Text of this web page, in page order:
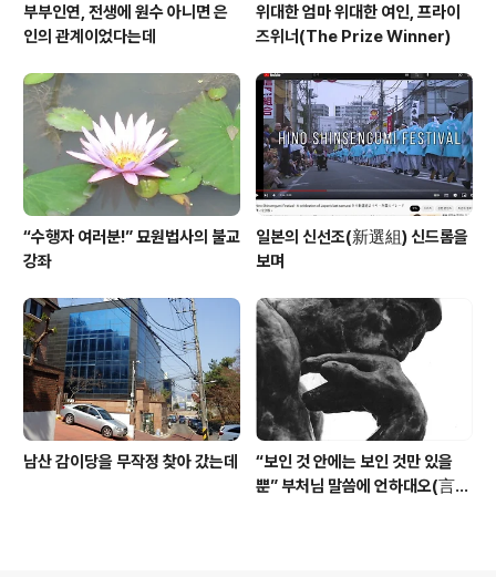
부부인연, 전생에 원수 아니면 은
인의 관계이었다는데
위대한 엄마 위대한 여인, 프라이
즈위너(The Prize Winner)
“수행자 여러분!” 묘원법사의 불교
강좌
일본의 신선조(新選組) 신드롬을
보며
남산 감이당을 무작정 찾아 갔는데
“보인 것 안에는 보인 것만 있을
뿐” 부처님 말씀에 언하대오(言下